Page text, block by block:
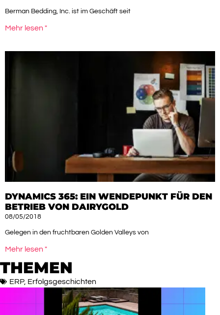
THEMEN
ERP, Erfolgsgeschichten
Berman Bedding, Inc. ist im Geschäft seit
Mehr lesen "
DYNAMICS 365: EIN WENDEPUNKT FÜR DEN
BETRIEB VON DAIRYGOLD
08/05/2018
Gelegen in den fruchtbaren Golden Valleys von
Mehr lesen "